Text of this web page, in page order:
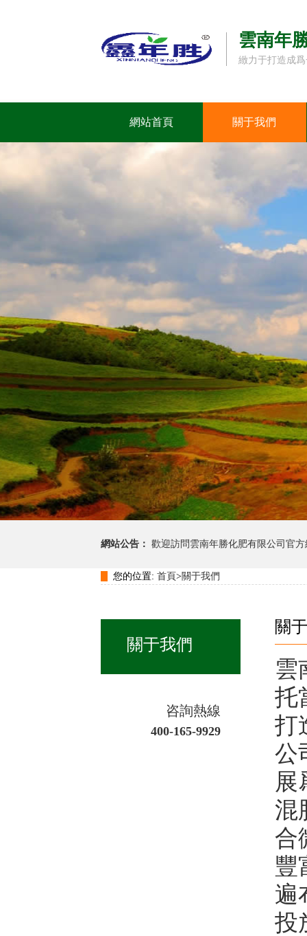
雲南年
緻力于打造成
網站首頁 關于我們
網站公告： 歡迎訪問雲南年勝化肥有限公司官方
您的位置: 首頁>關于我們
關于我們
咨詢熱線
400-165-9929
關
雲
托
打
公
展
混
合
豐
遍
投